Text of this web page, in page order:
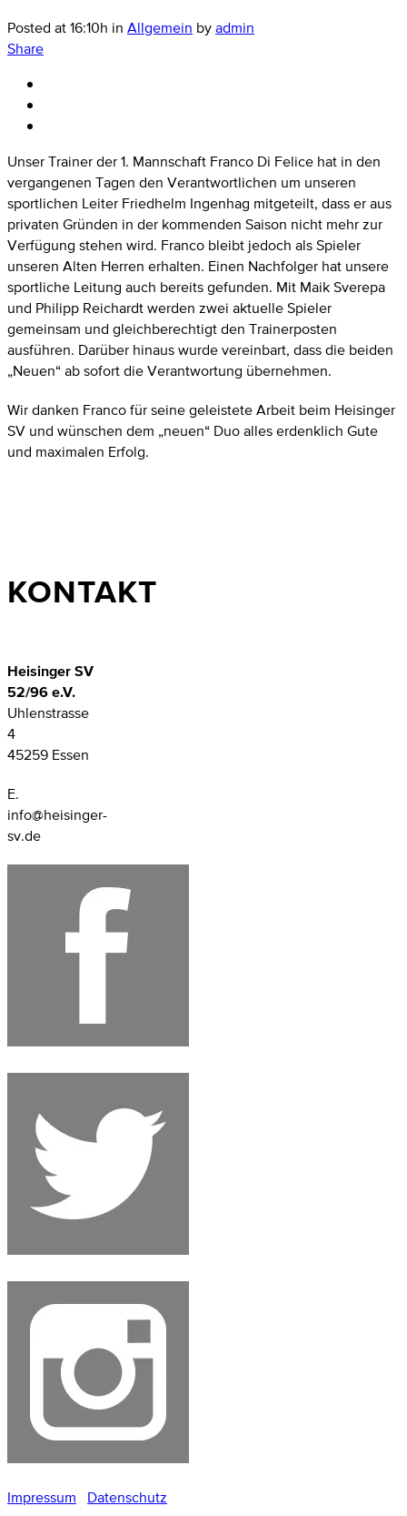
Posted at 16:10h in Allgemein byadmin
Share
Unser Trainer der 1. Mannschaft Franco Di Felice hat in den
vergangenen Tagen den Verantwortlichen um unseren
sportlichen Leiter Friedhelm Ingenhag mitgeteilt, dass er aus
privaten Gründen in der kommenden Saison nicht mehr zur
Verfügung stehen wird. Franco bleibt jedoch als Spieler
unseren Alten Herren erhalten. Einen Nachfolger hat unsere
sportliche Leitung auch bereits gefunden. Mit Maik Sverepa
und Philipp Reichardt werden zwei aktuelle Spieler
gemeinsam und gleichberechtigt den Trainerposten
ausführen. Darüber hinaus wurde vereinbart, dass die beiden
„Neuen“ ab sofort die Verantwortung übernehmen.
Wir danken Franco für seine geleistete Arbeit beim Heisinger
SV und wünschen dem „neuen“ Duo alles erdenklich Gute
und maximalen Erfolg.
KONTAKT
Heisinger SV
52/96 e.V.
Uhlenstrasse
4
45259 Essen
E.
info@heisinger-
sv.de
Impressum Datenschutz